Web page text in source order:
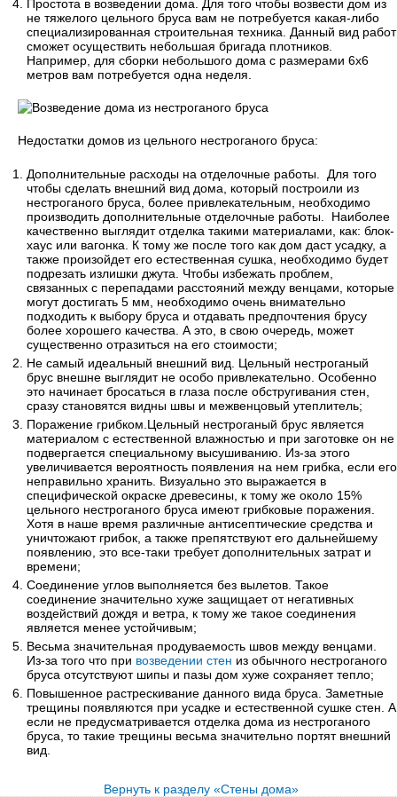
Простота в возведении дома. Для того чтобы возвести дом из
не тяжелого цельного бруса вам не потребуется какая-либо
специализированная строительная техника. Данный вид работ
сможет осуществить небольшая бригада плотников.
Например, для сборки небольшого дома с размерами 6х6
метров вам потребуется одна неделя.
Недостатки домов из цельного нестроганого бруса:
Дополнительные расходы на отделочные работы. Для того
чтобы сделать внешний вид дома, который построили из
нестроганого бруса, более привлекательным, необходимо
производить дополнительные отделочные работы. Наиболее
качественно выглядит отделка такими материалами, как: блок-
хаус или вагонка. К тому же после того как дом даст усадку, а
также произойдет его естественная сушка, необходимо будет
подрезать излишки джута. Чтобы избежать проблем,
связанных с перепадами расстояний между венцами, которые
могут достигать 5 мм, необходимо очень внимательно
подходить к выбору бруса и отдавать предпочтения брусу
более хорошего качества. А это, в свою очередь, может
существенно отразиться на его стоимости;
Не самый идеальный внешний вид. Цельный нестроганый
брус внешне выглядит не особо привлекательно. Особенно
это начинает бросаться в глаза после обстругивания стен,
сразу становятся видны швы и межвенцовый утеплитель;
Поражение грибком.Цельный нестроганый брус является
материалом с естественной влажностью и при заготовке он не
подвергается специальному высушиванию. Из-за этого
увеличивается вероятность появления на нем грибка, если его
неправильно хранить. Визуально это выражается в
специфической окраске древесины, к тому же около 15%
цельного нестроганого бруса имеют грибковые поражения.
Хотя в наше время различные антисептические средства и
уничтожают грибок, а также препятствуют его дальнейшему
появлению, это все-таки требует дополнительных затрат и
времени;
Соединение углов выполняется без вылетов. Такое
соединение значительно хуже защищает от негативных
воздействий дождя и ветра, к тому же такое соединения
является менее устойчивым;
Весьма значительная продуваемость швов между венцами.
Из-за того что при возведении стен из обычного нестроганого
бруса отсутствуют шипы и пазы дом хуже сохраняет тепло;
Повышенное растрескивание данного вида бруса. Заметные
трещины появляются при усадке и естественной сушке стен. А
если не предусматривается отделка дома из нестроганого
бруса, то такие трещины весьма значительно портят внешний
вид.
Вернуть к разделу «Стены дома»